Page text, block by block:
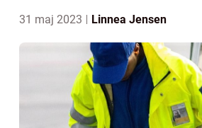
31 maj 2023 Linnea Jensen